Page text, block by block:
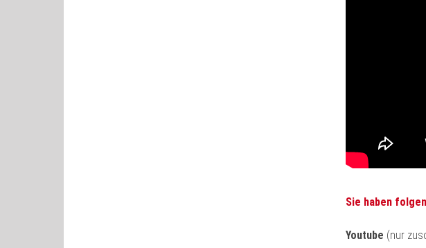
Sie haben
Youtube (nur